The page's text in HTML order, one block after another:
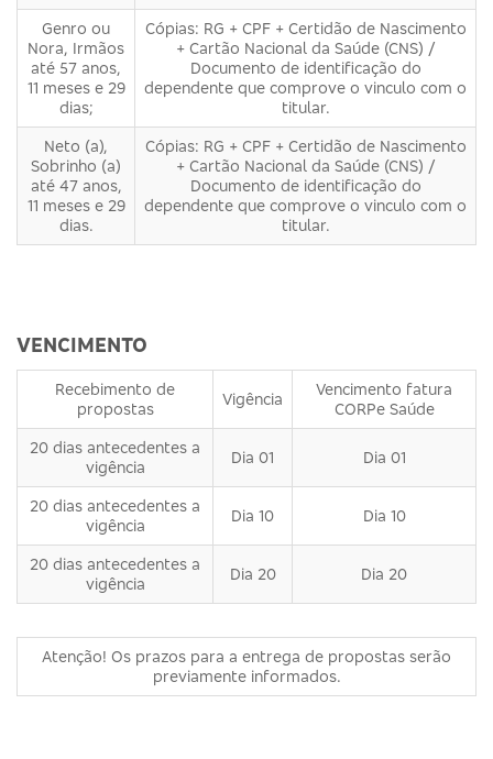
Genro ou
Nora, Irmãos
até 57 anos,
11 meses e 29
dias;
Cópias: RG + CPF + Certidão de Nascimento
+ Cartão Nacional da Saúde (CNS) /
Documento de identificação do
dependente que comprove o vinculo com o
titular.
Neto (a),
Sobrinho (a)
até 47 anos,
11 meses e 29
dias.
Cópias: RG + CPF + Certidão de Nascimento
+ Cartão Nacional da Saúde (CNS) /
Documento de identificação do
dependente que comprove o vinculo com o
titular.
VENCIMENTO
Recebimento de
propostas
Vigência
Vencimento fatura
CORPe Saúde
20 dias antecedentes a
vigência
Dia 01 Dia 01
20 dias antecedentes a
vigência
Dia 10 Dia 10
20 dias antecedentes a
vigência
Dia 20 Dia 20
Atenção! Os prazos para a entrega de propostas serão
previamente informados.